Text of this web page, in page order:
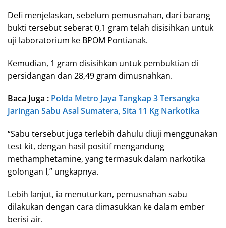
Defi menjelaskan, sebelum pemusnahan, dari barang
bukti tersebut seberat 0,1 gram telah disisihkan untuk
uji laboratorium ke BPOM Pontianak.
Kemudian, 1 gram disisihkan untuk pembuktian di
persidangan dan 28,49 gram dimusnahkan.
Baca Juga : Polda Metro Jaya Tangkap 3 Tersangka
Jaringan Sabu Asal Sumatera, Sita 11 Kg Narkotika
“Sabu tersebut juga terlebih dahulu diuji menggunakan
test kit, dengan hasil positif mengandung
methamphetamine, yang termasuk dalam narkotika
golongan I,” ungkapnya.
Lebih lanjut, ia menuturkan, pemusnahan sabu
dilakukan dengan cara dimasukkan ke dalam ember
berisi air.